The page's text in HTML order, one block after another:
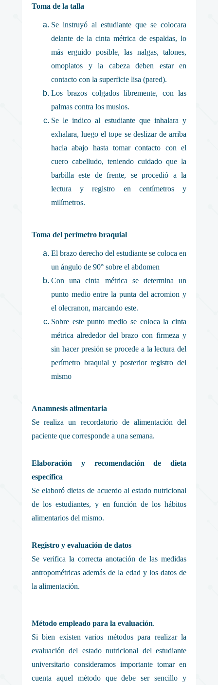
Toma de la talla
Se instruyó al estudiante que se colocara
delante de la cinta métrica de espaldas, lo
más erguido posible, las nalgas, talones,
omoplatos y la cabeza deben estar en
contacto con la superficie lisa (pared).
Los brazos colgados libremente, con las
palmas contra los muslos.
Se le indico al estudiante que inhalara y
exhalara, luego el tope se deslizar de arriba
hacia abajo hasta tomar contacto con el
cuero cabelludo, teniendo cuidado que la
barbilla este de frente, se procedió a la
lectura y registro en centímetros y
milímetros.
Toma del perímetro braquial
El brazo derecho del estudiante se coloca en
un ángulo de 90° sobre el abdomen
Con una cinta métrica se determina un
punto medio entre la punta del acromion y
el olecranon, marcando este.
Sobre este punto medio se coloca la cinta
métrica alrededor del brazo con firmeza y
sin hacer presión se procede a la lectura del
perímetro braquial y posterior registro del
mismo
Anamnesis alimentaria
Se realiza un recordatorio de alimentación del
paciente que corresponde a una semana.
Elaboración y recomendación de dieta
específica
Se elaboró dietas de acuerdo al estado nutricional
de los estudiantes, y en función de los hábitos
alimentarios del mismo.
Registro y evaluación de datos
Se verifica la correcta anotación de las medidas
antropométricas además de la edad y los datos de
la alimentación.
Método empleado para la evaluación.
Si bien existen varios métodos para realizar la
evaluación del estado nutricional del estudiante
universitario consideramos importante tomar en
cuenta aquel método que debe ser sencillo y